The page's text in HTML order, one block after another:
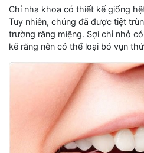
Chỉ nha khoa có thiết kế giống
Tuy nhiên, chúng đã được tiệt
trường răng miệng. Sợi chỉ nhỏ
kẽ răng nên có thể loại bỏ vụn